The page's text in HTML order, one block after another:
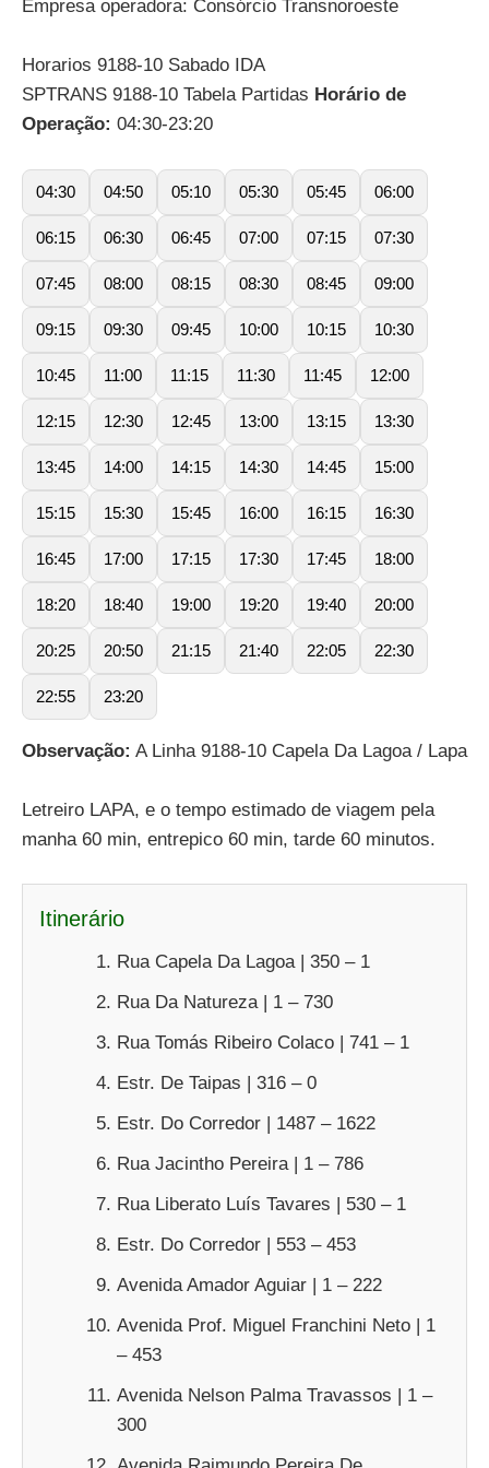
Empresa operadora: Consórcio Transnoroeste
Horarios 9188-10 Sabado IDA
SPTRANS 9188-10 Tabela Partidas Horário de
Operação: 04:30-23:20
04:30 04:50 05:10 05:30 05:45 06:00
06:15 06:30 06:45 07:00 07:15 07:30
07:45 08:00 08:15 08:30 08:45 09:00
09:15 09:30 09:45 10:00 10:15 10:30
10:45 11:00 11:15 11:30 11:45 12:00
12:15 12:30 12:45 13:00 13:15 13:30
13:45 14:00 14:15 14:30 14:45 15:00
15:15 15:30 15:45 16:00 16:15 16:30
16:45 17:00 17:15 17:30 17:45 18:00
18:20 18:40 19:00 19:20 19:40 20:00
20:25 20:50 21:15 21:40 22:05 22:30
22:55 23:20
Observação: A Linha 9188-10 Capela Da Lagoa / Lapa
Letreiro LAPA, e o tempo estimado de viagem pela
manha 60 min, entrepico 60 min, tarde 60 minutos.
Itinerário
Rua Capela Da Lagoa | 350 – 1
Rua Da Natureza | 1 – 730
Rua Tomás Ribeiro Colaco | 741 – 1
Estr. De Taipas | 316 – 0
Estr. Do Corredor | 1487 – 1622
Rua Jacintho Pereira | 1 – 786
Rua Liberato Luís Tavares | 530 – 1
Estr. Do Corredor | 553 – 453
Avenida Amador Aguiar | 1 – 222
Avenida Prof. Miguel Franchini Neto | 1
– 453
Avenida Nelson Palma Travassos | 1 –
300